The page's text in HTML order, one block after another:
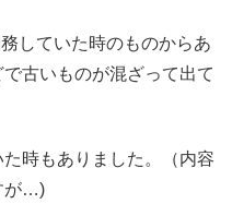
していた時のものからあ
古いものが混ざって出て
時もありました。（内容
が…)